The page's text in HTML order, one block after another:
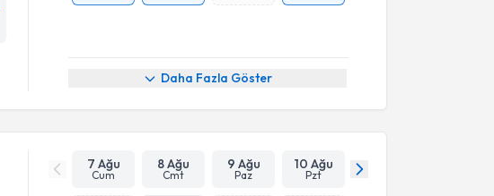
Daha Fazla Göster
7 Ağu
Cum
8 Ağu
Cmt
9 Ağu
Paz
10 Ağu
Pzt